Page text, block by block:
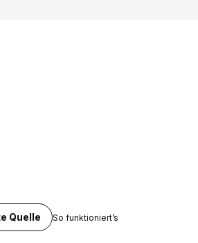
Quelle So funktioniert’s